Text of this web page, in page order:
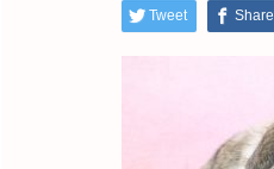
Tweet Share